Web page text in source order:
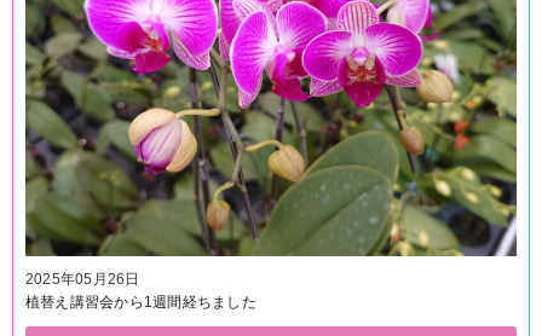
2025年05月26日
植替え講習会から1週間経ちました